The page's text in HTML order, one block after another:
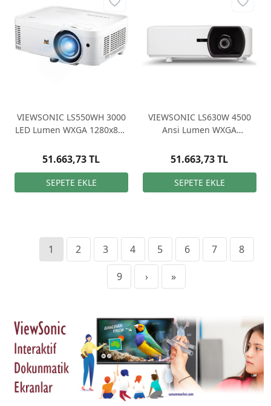
VIEWSONIC LS550WH 3000
LED Lumen WXGA 1280x800
KISA MESAFE LED
51.663,73 TL
VIEWSONIC LS630W 4500
Ansi Lumen WXGA
Projeksiyon
51.663,73 TL
1 2 3 4 5 6 7 8
9 › »